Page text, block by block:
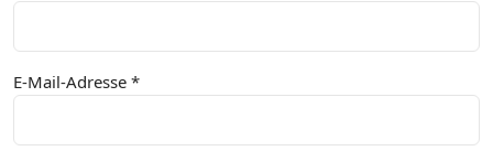
E-Mail-Adresse *